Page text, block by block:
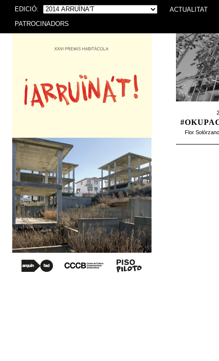
EDICIÓ: ACTUALITAT
PATROCINADORS
Flor Solórzano